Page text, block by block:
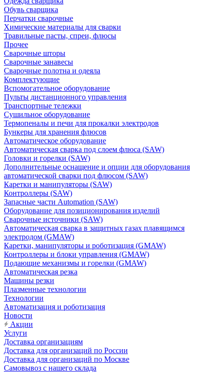
Обувь сварщика
Перчатки сварочные
Химические материалы для сварки
Травильные пасты, спреи, флюсы
Прочее
Сварочные шторы
Сварочные занавесы
Сварочные полотна и одеяла
Комплектующие
Вспомогательное оборудование
Пульты дистанционного управления
Транспортные тележки
Сушильное оборудование
Термопеналы и печи для прокалки электродов
Бункеры для хранения флюсов
Автоматическое оборудование
Автоматическая сварка под слоем флюса (SAW)
Головки и горелки (SAW)
Дополнительные оснащение и опции для оборудования
автоматической сварки под флюсом (SAW)
Каретки и манипуляторы (SAW)
Контроллеры (SAW)
Запасные части Automation (SAW)
Оборудование для позиционирования изделий
Сварочные источники (SAW)
Автоматическая сварка в защитных газах плавящимся
электродом (GMAW)
Каретки, манипуляторы и роботизация (GMAW)
Контроллеры и блоки управления (GMAW)
Подающие механизмы и горелки (GMAW)
Автоматическая резка
Машины резки
Плазменные технологии
Технологии
Автоматизация и роботизация
Новости
Акции
Услуги
Доставка организациям
Доставка для организаций по России
Доставка для организаций по Москве
Самовывоз с нашего склада